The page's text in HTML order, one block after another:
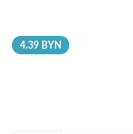
4.39 BYN